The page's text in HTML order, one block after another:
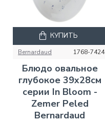
Bernardaud 1768-7424
Блюдо овальное
глубокое 39x28см
серии In Bloom -
Zemer Peled
Bernardaud
КУПИТЬ